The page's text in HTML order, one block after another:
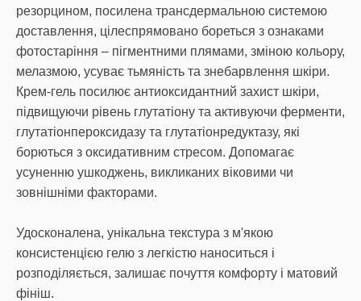
резорцином, посилена трансдермальною системою
доставлення, цілеспрямовано бореться з ознаками
фотостаріння – пігментними плямами, зміною кольору,
мелазмою, усуває тьмяність та знебарвлення шкіри.
Крем-гель посилює антиоксидантний захист шкіри,
підвищуючи рівень глутатіону та активуючи ферменти,
глутатіонпероксидазу та глутатіонредуктазу, які
борються з оксидативним стресом. Допомагає
усуненню ушкоджень, викликаних віковими чи
зовнішніми факторами.
Удосконалена, унікальна текстура з м'якою
консистенцією гелю з легкістю наноситься і
розподіляється, залишає почуття комфорту і матовий
фініш.